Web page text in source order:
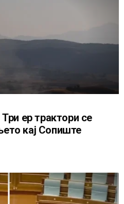
ер трактори се
кај Сопиште